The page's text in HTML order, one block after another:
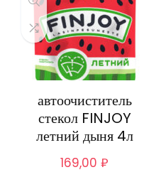
автоочиститель
стекол FINJOY
летний дыня 4л
169,00₽